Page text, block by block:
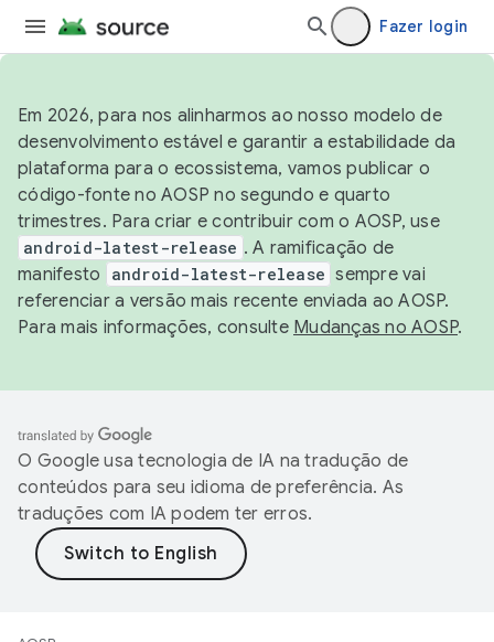
Fazer login
Em 2026, para nos alinharmos ao nosso modelo de
desenvolvimento estável e garantir a estabilidade da
plataforma para o ecossistema, vamos publicar o
código-fonte no AOSP no segundo e quarto
trimestres. Para criar e contribuir com o AOSP, use
android-latest-release . A ramificação de
manifesto
android-latest-release sempre vai
referenciar a versão mais recente enviada ao AOSP.
Para mais informações, consulte Mudanças no AOSP.
O Google usa tecnologia de IA na tradução de
conteúdos para seu idioma de preferência. As
traduções com IA podem ter erros.